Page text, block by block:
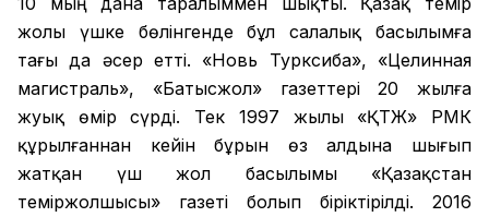
жолы үшке бөлінгенде бұл салалық басылымға
тағы да әсер етті. «Новь Турксиба», «Целинная
магистраль», «Батысжол» газеттері 20 жылға
жуық өмір сүрді. Тек 1997 жылы «ҚТЖ» РМК
құрылғаннан кейін бұрын өз алдына шығып
жатқан үш жол басылымы «Қазақстан
теміржолшысы» газеті болып біріктірілді. 2016